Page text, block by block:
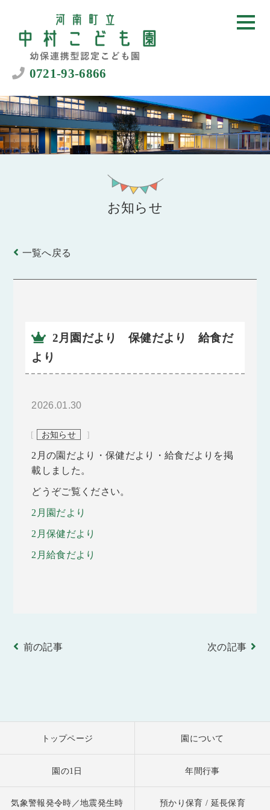
0721-93-6866
お知らせ
一覧へ戻る
2月園だより 保健だより 給食だ
より
2026.01.30
[ お知らせ ]
2月の園だより・保健だより・給食だよりを掲
載しました。
どうぞご覧ください。
2月園だより
2月保健だより
2月給食だより
前の記事 次の記事
トップページ 園について
園の1日 年間行事
気象警報発令時／地震発生時 預かり保育 / 延長保育